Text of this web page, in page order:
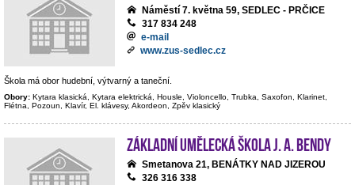
Náměstí 7. května 59, SEDLEC - PRČICE
317 834 248
e-mail
www.zus-sedlec.cz
Škola má obor hudební, výtvarný a taneční.
Obory: Kytara klasická, Kytara elektrická, Housle, Violoncello, Trubka, Saxofon, Klarinet,
Flétna, Pozoun, Klavír, El. klávesy, Akordeon, Zpěv klasický
Základní umělecká škola J. A. Bendy
Smetanova 21, BENÁTKY NAD JIZEROU
326 316 338